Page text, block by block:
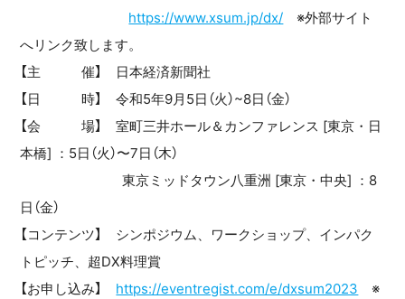
https://www.xsum.jp/dx/ ※外部サイト
へリンク致します。
【主 催】 日本経済新聞社
【日 時】 令和5年9月5日（火）~8日（金）
【会 場】 室町三井ホール＆カンファレンス [東京・日
本橋] ：5日（火）〜7日（木）
東京ミッドタウン八重洲 [東京・中央] ：8
日（金）
【コンテンツ】 シンポジウム、ワークショップ、インパク
トピッチ、超DX料理賞
【お申し込み】 https://eventregist.com/e/dxsum2023 ※